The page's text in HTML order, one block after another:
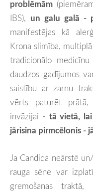
problēmām
IBS), un galu galā -
manifestējas kā
Krona slimība,
tradicionālo
daudzos gadījumos
saistību ar zarnu
vērts paturēt prātā,
invāzijai - tā vietā,
jārisina pirmcēlonis -
Ja Candida neārstē
rauga sēne var
gremošanas